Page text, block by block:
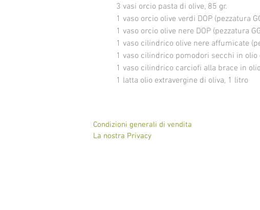
3 vasi orcio pasta di olive, 85 gr.
1 vaso orcio olive verdi DOP (pezzatura
1 vaso orcio olive nere DOP (pezzatura
1 vaso cilindrico olive nere affumicate
1 vaso cilindrico pomodori secchi in olio
1 vaso cilindrico carciofi alla brace in
1 latta olio extravergine di oliva, 1 litro
Condizioni generali di vendita
La nostra Privacy